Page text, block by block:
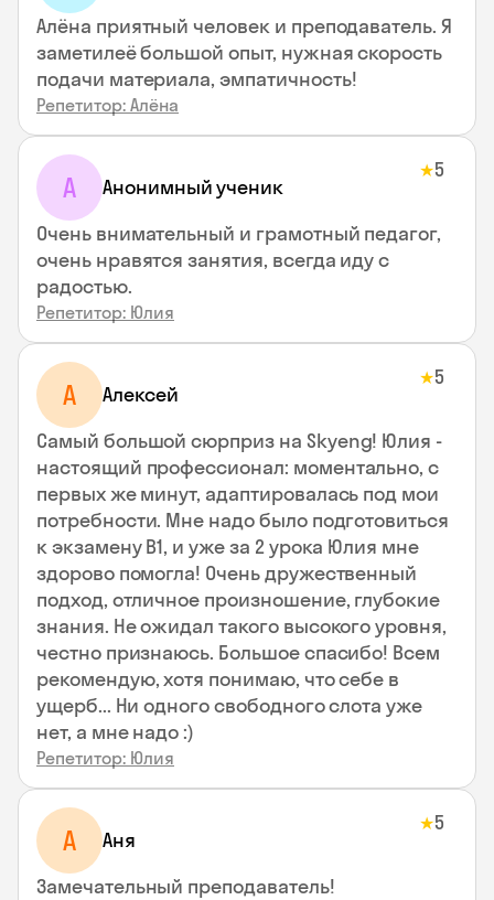
Алёна приятный человек и преподаватель. Я
заметилеё большой опыт, нужная скорость
подачи материала, эмпатичность!
Репетитор: Алёна
А Анонимный ученик
★5
Очень внимательный и грамотный педагог,
очень нравятся занятия, всегда иду с
радостью.
Репетитор: Юлия
А Алексей
★5
Самый большой сюрприз на Skyeng! Юлия -
настоящий профессионал: моментально, с
первых же минут, адаптировалась под мои
потребности. Мне надо было подготовиться
к экзамену В1, и уже за 2 урока Юлия мне
здорово помогла! Очень дружественный
подход, отличное произношение, глубокие
знания. Не ожидал такого высокого уровня,
честно признаюсь. Большое спасибо! Всем
рекомендую, хотя понимаю, что себе в
ущерб... Ни одного свободного слота уже
нет, а мне надо :)
Репетитор: Юлия
А Аня
★5
Замечательный преподаватель!